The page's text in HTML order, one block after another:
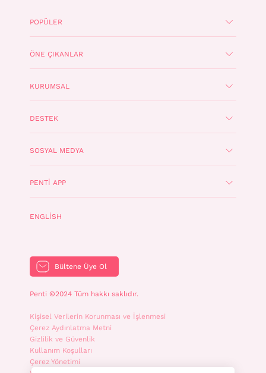
POPÜLER
ÖNE ÇIKANLAR
KURUMSAL
DESTEK
SOSYAL MEDYA
PENTI APP
ENGLISH
Bültene Üye Ol
Penti ©2024 Tüm hakkı saklıdır.
Kişisel Verilerin Korunması ve İşlenmesi
Çerez Aydınlatma Metni
Gizlilik ve Güvenlik
Kullanım Koşulları
Çerez Yönetimi